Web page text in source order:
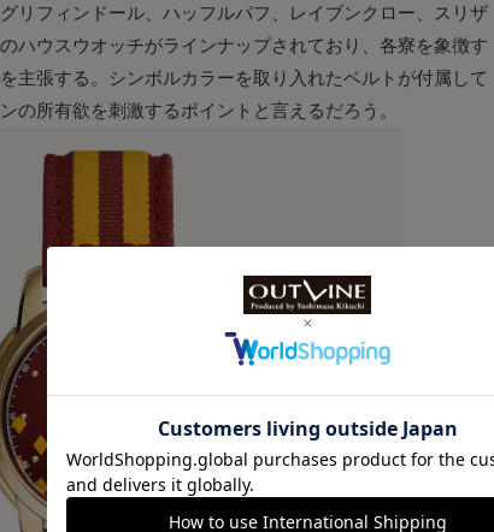
リフィンドール、ハッフルパフ、レイブンクロー、スリザ
ハウスウオッチがラインナップされており、各寮を象徴す
主張する。シンボルカラーを取り入れたベルトが付属して
の所有欲を刺激するポイントと言えるだろう。